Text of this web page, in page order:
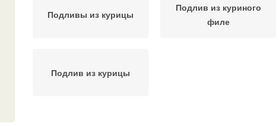
Подливы из курицы
Подлив из куриного
филе
Подлив из курицы